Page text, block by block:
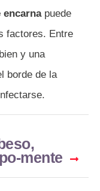
encarna puede
factores. Entre
y una
borde de la
mente